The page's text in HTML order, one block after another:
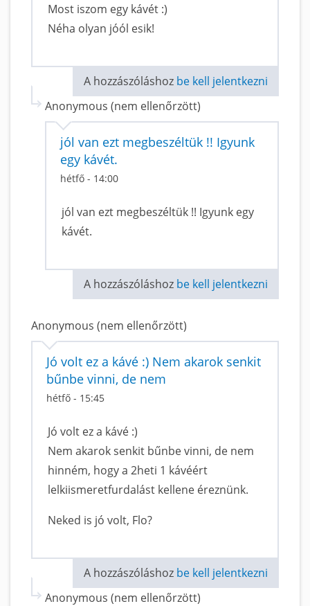
Most iszom egy kávét :)
Néha olyan jóól esik!
A hozzászóláshoz be kell jelentkezni
Anonymous (nem ellenőrzött)
jól van ezt megbeszéltük !! Igyunk
egy kávét.
hétfő - 14:00
jól van ezt megbeszéltük !! Igyunk egy
kávét.
A hozzászóláshoz be kell jelentkezni
Anonymous (nem ellenőrzött)
Jó volt ez a kávé :) Nem akarok senkit
bűnbe vinni, de nem
hétfő - 15:45
Jó volt ez a kávé :)
Nem akarok senkit bűnbe vinni, de nem
hinném, hogy a 2heti 1 kávéért
lelkiismeretfurdalást kellene éreznünk.
Neked is jó volt, Flo?
A hozzászóláshoz be kell jelentkezni
Anonymous (nem ellenőrzött)